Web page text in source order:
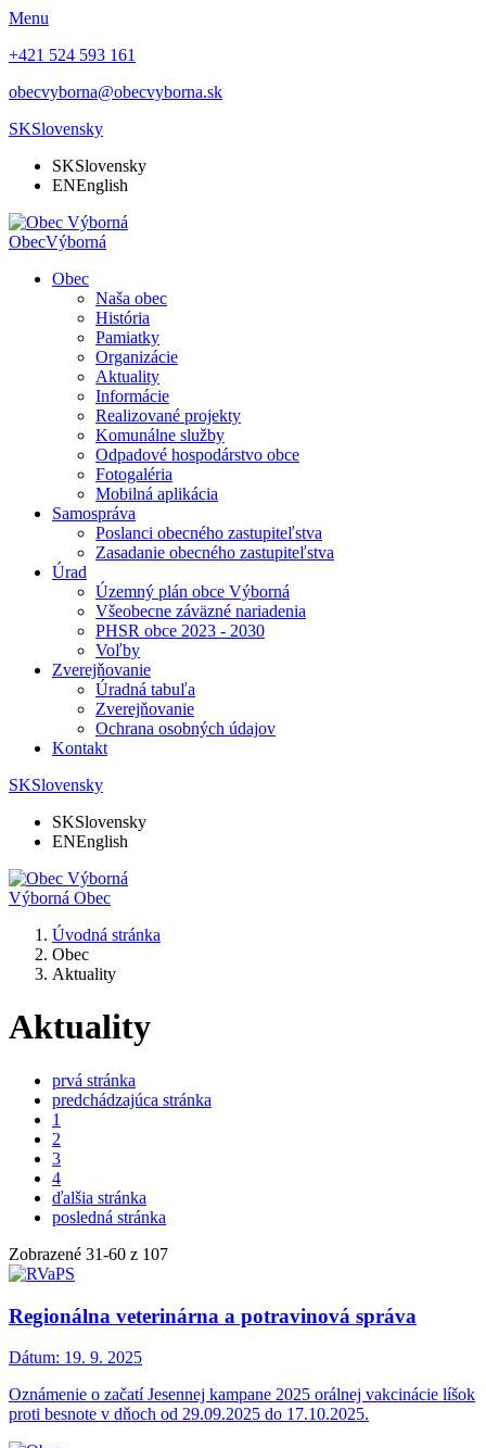
Menu
+421 524 593 161
obecvyborna@obecvyborna.sk
SKSlovensky
SKSlovensky
ENEnglish
ObecVýborná
Obec
Naša obec
História
Pamiatky
Organizácie
Aktuality
Informácie
Realizované projekty
Komunálne služby
Odpadové hospodárstvo obce
Fotogaléria
Mobilná aplikácia
Samospráva
Poslanci obecného zastupiteľstva
Zasadanie obecného zastupiteľstva
Úrad
Územný plán obce Výborná
Všeobecne záväzné nariadenia
PHSR obce 2023 - 2030
Voľby
Zverejňovanie
Úradná tabuľa
Zverejňovanie
Ochrana osobných údajov
Kontakt
SKSlovensky
SKSlovensky
ENEnglish
Výborná Obec
Úvodná stránka
Obec
Aktuality
Aktuality
prvá stránka
predchádzajúca stránka
1
2
3
4
ďalšia stránka
posledná stránka
Zobrazené 31-60 z 107
Regionálna veterinárna a potravinová správa
Dátum: 19. 9. 2025
Oznámenie o začatí Jesennej kampane 2025 orálnej vakcinácie líšok
proti besnote v dňoch od 29.09.2025 do 17.10.2025.